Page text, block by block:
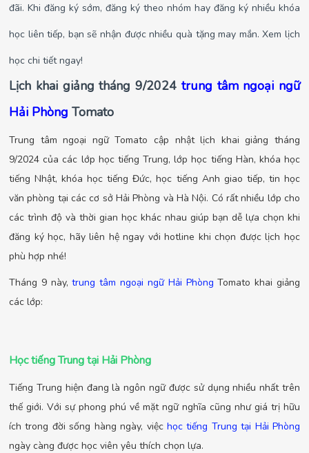
đãi. Khi đăng ký sớm, đăng ký theo nhóm hay đăng ký nhiều khóa
học liên tiếp, bạn sẽ nhận được nhiều quà tặng may mắn. Xem lịch
học chi tiết ngay!
Lịch khai giảng tháng 9/2024 trung tâm ngoại ngữ
Hải Phòng Tomato
Trung tâm ngoại ngữ Tomato cập nhật lịch khai giảng tháng
9/2024 của các lớp học tiếng Trung, lớp học tiếng Hàn, khóa học
tiếng Nhật, khóa học tiếng Đức, học tiếng Anh giao tiếp, tin học
văn phòng tại các cơ sở Hải Phòng và Hà Nội. Có rất nhiều lớp cho
các trình độ và thời gian học khác nhau giúp bạn dễ lựa chọn khi
đăng ký học, hãy liên hệ ngay với hotline khi chọn được lịch học
phù hợp nhé!
Tháng 9 này,trung tâm ngoại ngữ Hải Phòng Tomato khai giảng
các lớp:
Học tiếng Trung tại Hải Phòng
Tiếng Trung hiện đang là ngôn ngữ được sử dụng nhiều nhất trên
thế giới. Với sự phong phú về mặt ngữ nghĩa cũng như giá trị hữu
ích trong đời sống hàng ngày, việc học tiếng Trung tại Hải Phòng
ngày càng được học viên yêu thích chọn lựa.